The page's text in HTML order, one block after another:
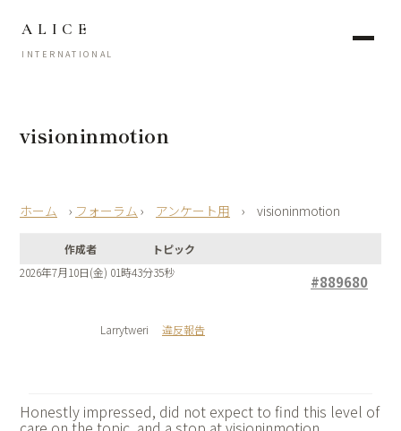
ALICE
INTERNATIONAL
visioninmotion
› フォーラム › アンケート用 › visioninmotion
作成者
トピック
2026年7月10日(金) 01時43分35秒
#889680
Larrytweri 違反報告
Honestly impressed, did not expect to find this level of